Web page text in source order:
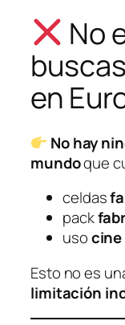
No
en
No hay
mundoque
celdas
pack
uso
Esto no es
limitación